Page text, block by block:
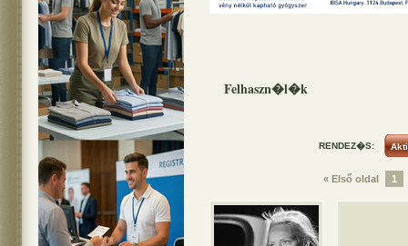
Felhaszn�l�k
RENDEZ�S:
« Első oldal 1